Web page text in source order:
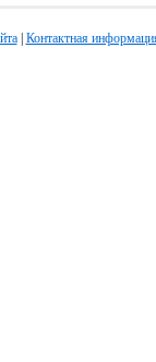
| Контактная